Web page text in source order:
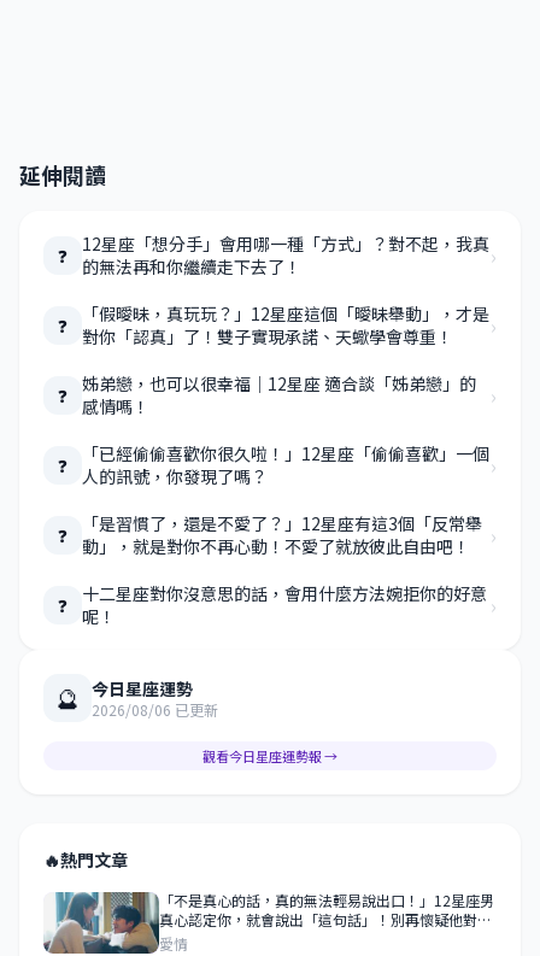
延伸閱讀
❓
12星座「想分手」會用哪一種「方式」？對不起，我真
的無法再和你繼續走下去了！
›
❓
「假曖昧，真玩玩？」12星座這個「曖昧舉動」，才是
對你「認真」了！雙子實現承諾、天蠍學會尊重！
›
❓ 姊弟戀，也可以很幸福｜12星座 適合談「姊弟戀」的
感情嗎！
›
❓
「已經偷偷喜歡你很久啦！」12星座「偷偷喜歡」一個
人的訊號，你發現了嗎？
›
❓
「是習慣了，還是不愛了？」12星座有這3個「反常舉
動」，就是對你不再心動！不愛了就放彼此自由吧！
›
❓
十二星座對你沒意思的話，會用什麼方法婉拒你的好意
呢！
›
🔮 今日星座運勢
2026/08/06 已更新
觀看今日星座運勢報 →
🔥熱門文章
「不是真心的話，真的無法輕易說出口！」12星座男
真心認定你，就會說出「這句話」！別再懷疑他對你
的真心了！
愛情